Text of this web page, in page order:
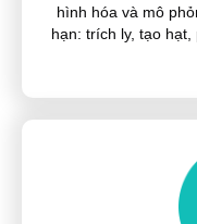
hình hóa và mô
hạn: trích ly, tạo